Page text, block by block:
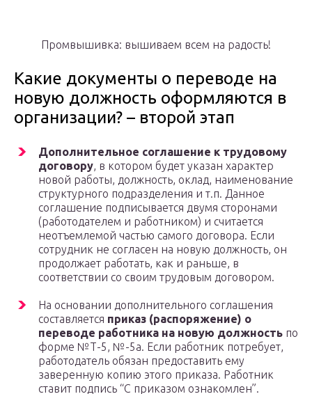
Промвышивка: вышиваем всем на радость!
Какие документы о переводе на
новую должность оформляются в
организации? – второй этап
Дополнительное соглашение к трудовому
договору, в котором будет указан характер
новой работы, должность, оклад, наименование
структурного подразделения и т.п. Данное
соглашение подписывается двумя сторонами
(работодателем и работником) и считается
неотъемлемой частью самого договора. Если
сотрудник не согласен на новую должность, он
продолжает работать, как и раньше, в
соответствии со своим трудовым договором.
На основании дополнительного соглашения
составляется приказ (распоряжение) о
переводе работника на новую должность по
форме №Т-5, №-5а. Если работник потребует,
работодатель обязан предоставить ему
заверенную копию этого приказа. Работник
ставит подпись “С приказом ознакомлен”.